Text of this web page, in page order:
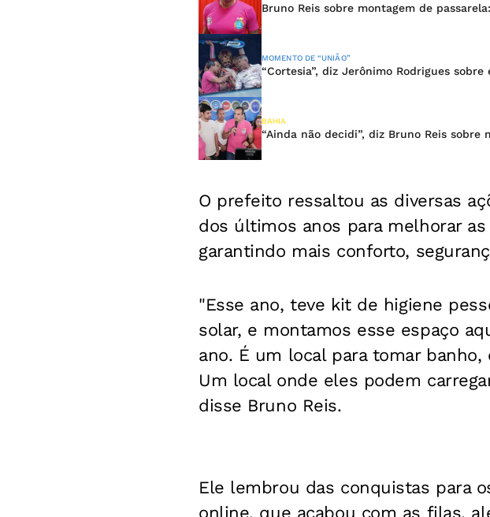
Bruno Reis sobre montagem de
MOMENTO DE “UNIÃO”
“Cortesia”, diz Jerônimo Rodrigues
BAHIA
“Ainda não decidi”, diz Bruno Reis sobre
O prefeito ressaltou as diversas
dos últimos anos para melhorar
garantindo mais conforto,
"Esse ano, teve kit de higiene
solar, e montamos esse espaço
ano. É um local para tomar
Um local onde eles podem
disse Bruno Reis.
Ele lembrou das conquistas para
online, que acabou com as filas,